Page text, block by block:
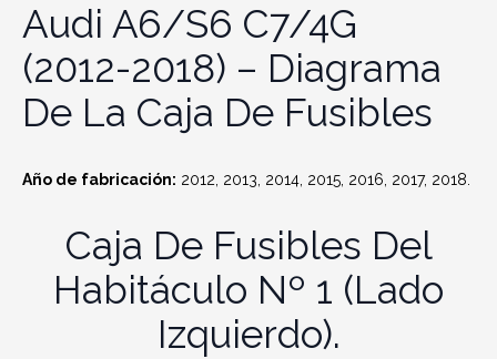
Audi A6/S6 C7/4G
(2012-2018) – Diagrama
De La Caja De Fusibles
Año de fabricación: 2012, 2013, 2014, 2015, 2016, 2017, 2018.
Caja De Fusibles Del
Habitáculo Nº 1 (lado
Izquierdo).